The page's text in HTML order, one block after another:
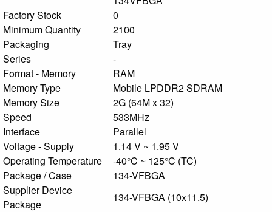
Factory Stock
0
Minimum Quantity
2100
Packaging
Tray
Series
-
Format - Memory
RAM
Memory Type
Mobile LPDDR2 SDRAM
Memory Size
2G (64M x 32)
Speed
533MHz
Interface
Parallel
Voltage - Supply
1.14 V ~ 1.95 V
Operating Temperature
-40°C ~ 125°C (TC)
Package / Case
134-VFBGA
Supplier Device
Package
134-VFBGA (10x11.5)